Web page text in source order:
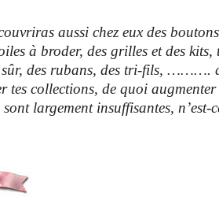
aussi chez eux des
à broder, des grilles et des
des rubans, des tri-fils, ……….
tes collections, de quoi augmenter
largement insuffisantes,